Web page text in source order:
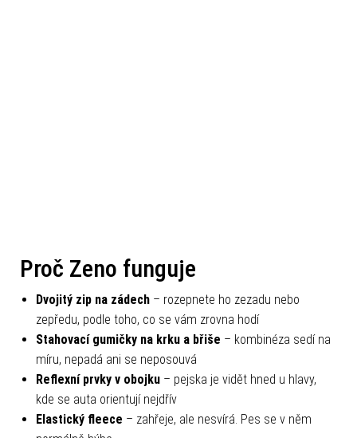
Proč Zeno funguje
Dvojitý zip na zádech – rozepnete ho zezadu nebo
zepředu, podle toho, co se vám zrovna hodí
Stahovací gumičky na krku a břiše – kombinéza sedí na
míru, nepadá ani se neposouvá
Reflexní prvky v obojku – pejska je vidět hned u hlavy,
kde se auta orientují nejdřív
Elastický fleece – zahřeje, ale nesvírá. Pes se v něm